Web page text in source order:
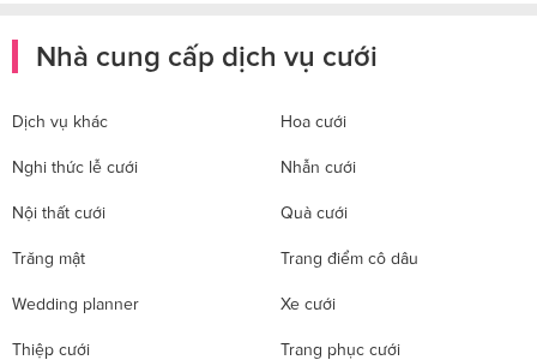
Nhà cung cấp dịch vụ cưới
Dịch vụ khác Hoa cưới
Nghi thức lễ cưới Nhẫn cưới
Nội thất cưới Quà cưới
Trăng mật Trang điểm cô dâu
Wedding planner Xe cưới
Thiệp cưới Trang phục cưới